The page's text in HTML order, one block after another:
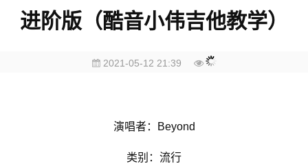
进阶版（酷音小伟吉他教学）
2021-05-12 21:39
演唱者：Beyond
类别：流行